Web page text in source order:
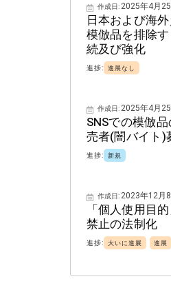
景気後退に伴う消
AIの出現と模倣品
他人の状況をみ
最後二点の変化は
もっとも、CtoCサ
中古品取扱業者や
般受けをするアピ
「AI」という言葉
は大であるものの
侵害情報の活用、
作成日:2025年4月
日本および海
模倣品を排除
続及び強化
進捗: 進展なし
作成日:2025年4月
SNSでの模倣
売者(闇バイト)
進捗: 新規
作成日:2023年12月
「個人使用目
禁止の法制化
進捗: 大いに進展 進展